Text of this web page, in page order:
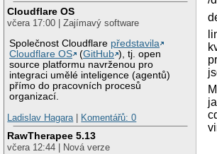
Cloudflare OS
včera 17:00 | Zajímavý software
Společnost Cloudflare představila
Cloudflare OS
(GitHub ), tj. open
source platformu navrženou pro
integraci umělé inteligence (agentů)
přímo do pracovních procesů
organizací.
Ladislav Hagara
Komentářů: 0
RawTherapee 5.13
včera 12:44 | Nová verze